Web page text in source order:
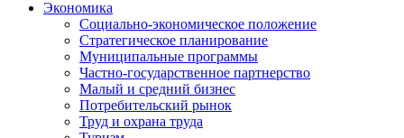
Экономика
Социально-экономическое положение
Стратегическое планирование
Муниципальные программы
Частно-государственное партнерство
Малый и средний бизнес
Потребительский рынок
Труд и охрана труда